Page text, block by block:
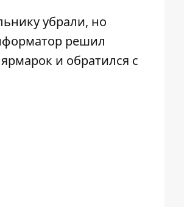
убрали, но
решил
и обратился с